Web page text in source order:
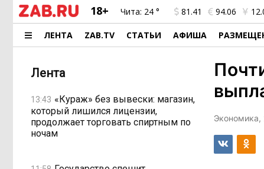
18+ Чита: 24 ° 81.41 94.06
ЛЕНТА ZAB.TV СТАТЬИ АФИША
Лента
13:43 «Кураж» без вывески: магазин,
который лишился лицензии,
продолжает торговать спиртным по
ночам
Экономика,